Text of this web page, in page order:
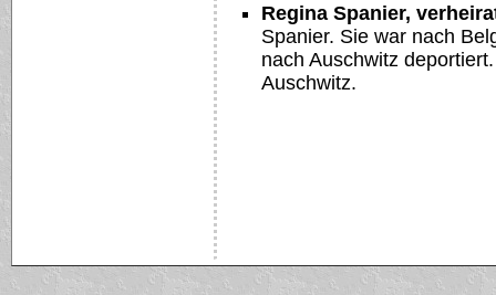
Regina Spanier,
Spanier. Sie war nach
nach Auschwitz
Auschwitz.